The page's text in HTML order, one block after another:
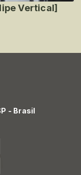
Vertical]
- Brasil